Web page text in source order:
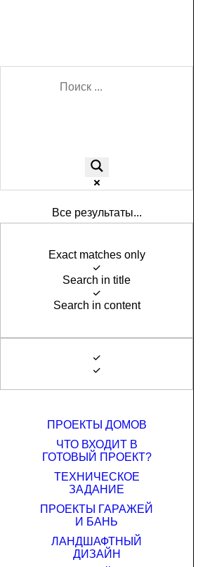
Все результаты...
Exact matches only
Search in title
Search in content
ПРОЕКТЫ ДОМОВ
ЧТО ВХОДИТ В
ГОТОВЫЙ ПРОЕКТ?
ТЕХНИЧЕСКОЕ
ЗАДАНИЕ
ПРОЕКТЫ ГАРАЖЕЙ
И БАНЬ
ЛАНДШАФТНЫЙ
ДИЗАЙН